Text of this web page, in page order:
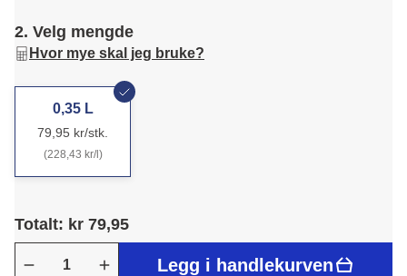
2. Velg mengde
Hvor mye skal jeg bruke?
0,35 L
79,95 kr/stk.
(228,43 kr/l)
Totalt: kr 79,95
Legg i handlekurven